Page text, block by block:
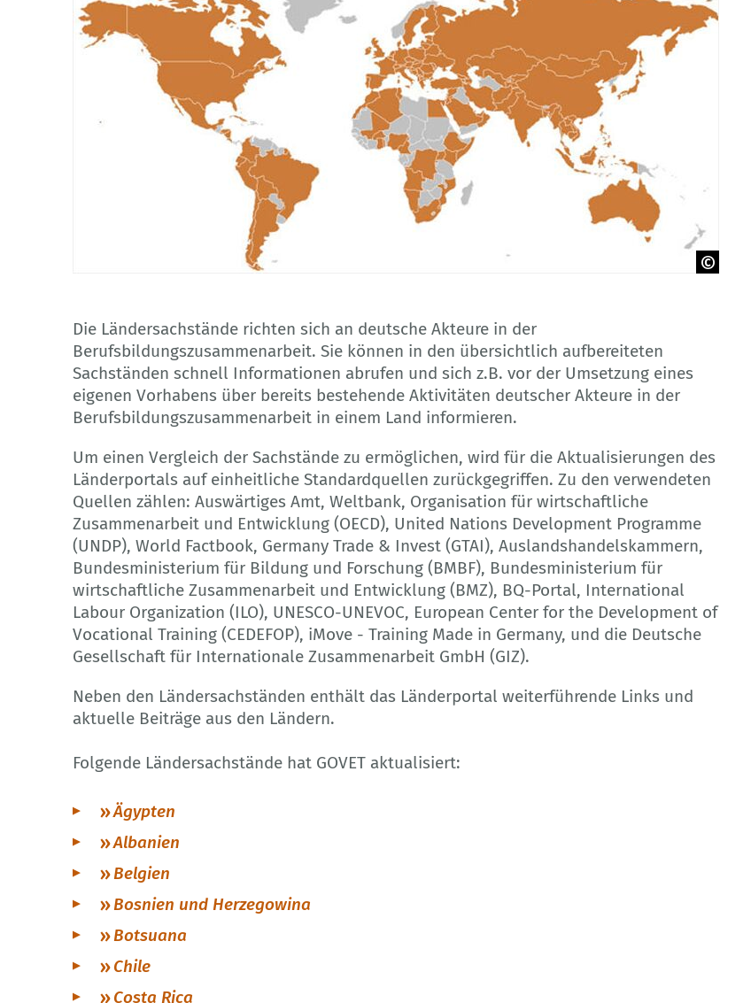
Die Ländersachstände richten sich an deutsche Akteure in der
Berufsbildungszusammenarbeit. Sie können in den übersichtlich aufbereiteten
Sachständen schnell Informationen abrufen und sich z.B. vor der Umsetzung eines
eigenen Vorhabens über bereits bestehende Aktivitäten deutscher Akteure in der
Berufsbildungszusammenarbeit in einem Land informieren.
Um einen Vergleich der Sachstände zu ermöglichen, wird für die Aktualisierungen des
Länderportals auf einheitliche Standardquellen zurückgegriffen. Zu den verwendeten
Quellen zählen: Auswärtiges Amt, Weltbank, Organisation für wirtschaftliche
Zusammenarbeit und Entwicklung (OECD), United Nations Development Programme
(UNDP), World Factbook, Germany Trade & Invest (GTAI), Auslandshandelskammern,
Bundesministerium für Bildung und Forschung (BMBF), Bundesministerium für
wirtschaftliche Zusammenarbeit und Entwicklung (BMZ), BQ-Portal, International
Labour Organization (ILO), UNESCO-UNEVOC, European Center for the Development of
Vocational Training (CEDEFOP), iMove - Training Made in Germany, und die Deutsche
Gesellschaft für Internationale Zusammenarbeit GmbH (GIZ).
Neben den Ländersachständen enthält das Länderportal weiterführende Links und
aktuelle Beiträge aus den Ländern.
Folgende Ländersachstände hat GOVET aktualisiert:
Ägypten
Albanien
Belgien
Bosnien und Herzegowina
Botsuana
Chile
Costa Rica